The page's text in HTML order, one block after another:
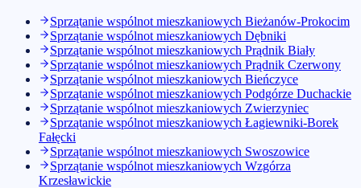
Sprzątanie wspólnot mieszkaniowych Bieżanów-Prokocim
Sprzątanie wspólnot mieszkaniowych Dębniki
Sprzątanie wspólnot mieszkaniowych Prądnik Biały
Sprzątanie wspólnot mieszkaniowych Prądnik Czerwony
Sprzątanie wspólnot mieszkaniowych Bieńczyce
Sprzątanie wspólnot mieszkaniowych Podgórze Duchackie
Sprzątanie wspólnot mieszkaniowych Zwierzyniec
Sprzątanie wspólnot mieszkaniowych Łagiewniki-Borek
Fałęcki
Sprzątanie wspólnot mieszkaniowych Swoszowice
Sprzątanie wspólnot mieszkaniowych Wzgórza
Krzesławickie